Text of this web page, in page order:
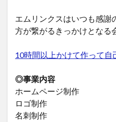
エムリンクスはいつも感謝
方が繋がるきっかけとなる
10時間以上かけて作って自
◎事業内容
ホームページ制作
ロゴ制作
名刺制作